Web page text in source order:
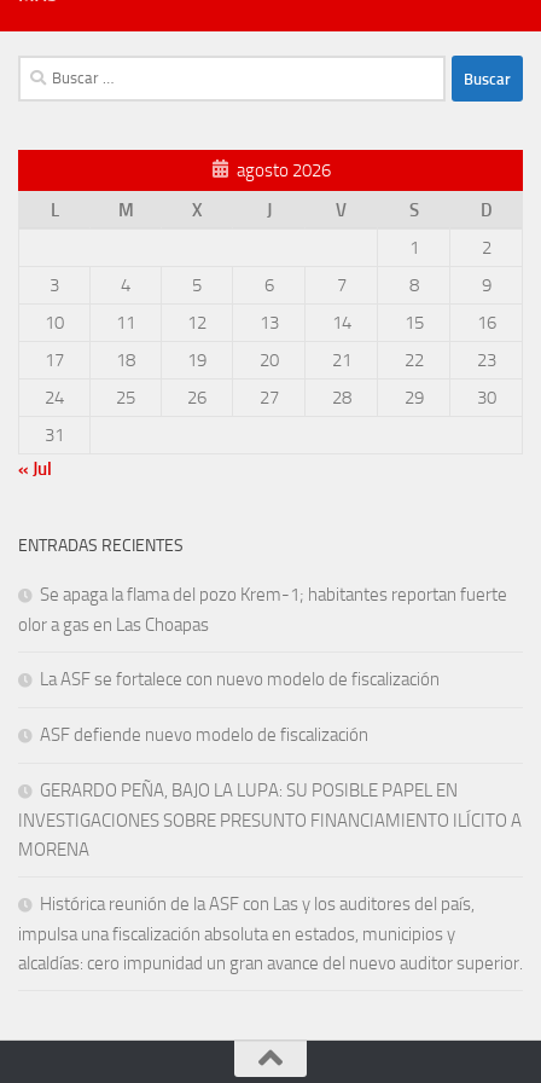
Buscar:
agosto 2026
L
M X J V S
D
1
2
3
4 5 6 7 8
9
10
11 12 13 14 15
16
17
18 19 20 21 22
23
24
25 26 27 28 29
30
31
« Jul
ENTRADAS RECIENTES
Se apaga la flama del pozo Krem-1; habitantes reportan fuerte
olor a gas en Las Choapas
La ASF se fortalece con nuevo modelo de fiscalización
ASF defiende nuevo modelo de fiscalización
GERARDO PEÑA, BAJO LA LUPA: SU POSIBLE PAPEL EN
INVESTIGACIONES SOBRE PRESUNTO FINANCIAMIENTO ILÍCITO A
MORENA
Histórica reunión de la ASF con Las y los auditores del país,
impulsa una fiscalización absoluta en estados, municipios y
alcaldías: cero impunidad un gran avance del nuevo auditor superior.